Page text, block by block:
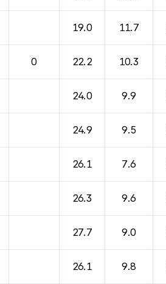
19.0 11.7
0 22.2 10.3
24.0 9.9
24.9 9.5
26.1 7.6
26.3 9.6
27.7 9.0
26.1 9.8